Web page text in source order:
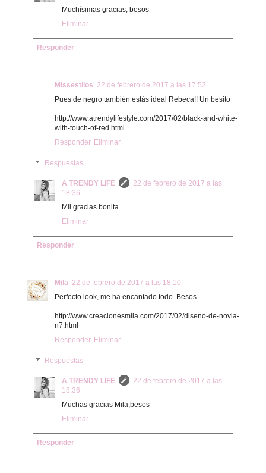
Muchísimas gracias, besos
Eliminar
Responder
Missestilos 22 de febrero de 2017 a las 17:52
Pues de negro también estás ideal Rebeca!! Un besito
http://www.atrendylifestyle.com/2017/02/black-and-white-
with-touch-of-red.html
Responder Eliminar
Respuestas
A TRENDY LIFE
22 de febrero de 2017 a las
18:36
Mil gracias bonita
Eliminar
Responder
Mila 22 de febrero de 2017 a las 18:10
Perfecto look, me ha encantado todo. Besos
http://www.creacionesmila.com/2017/02/diseno-de-novia-
n7.html
Responder Eliminar
Respuestas
A TRENDY LIFE
22 de febrero de 2017 a las
18:36
Muchas gracias Mila,besos
Eliminar
Responder